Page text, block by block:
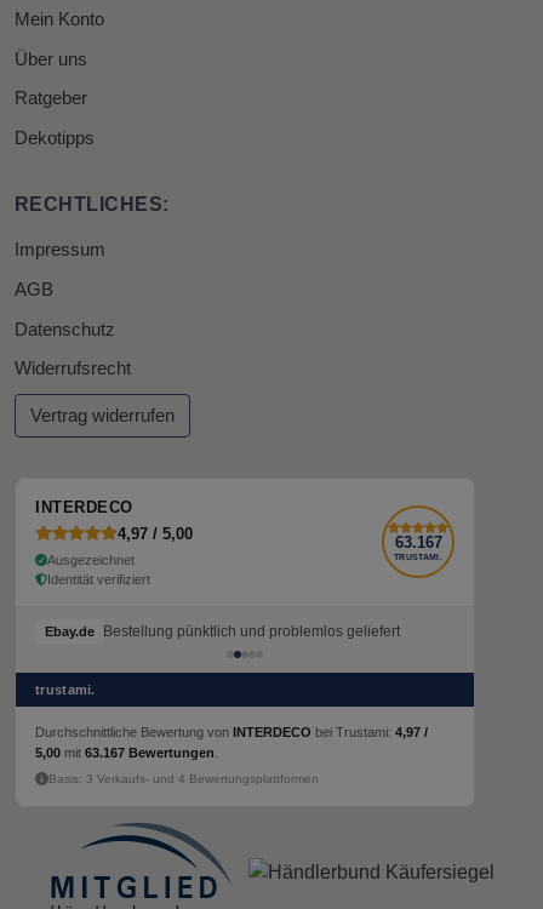
Mein Konto
Über uns
Ratgeber
Dekotipps
RECHTLICHES:
Impressum
AGB
Datenschutz
Widerrufsrecht
Vertrag widerrufen
INTERDECO
4,97 / 5,00
Ausgezeichnet
Identität verifiziert
63.167
TRUSTAMI.
Ebay.de Bestellung pünktlich und problemlos geliefert
trustami.
Durchschnittliche Bewertung von INTERDECO bei Trustami: 4,97 /
5,00 mit 63.167 Bewertungen
Basis: 3 Verkaufs- und 4 Bewertungsplattformen